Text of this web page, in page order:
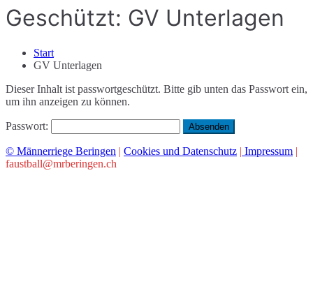
Geschützt: GV Unterlagen
Start
GV Unterlagen
Dieser Inhalt ist passwortgeschützt. Bitte gib unten das Passwort ein,
um ihn anzeigen zu können.
Passwort:
© Männerriege Beringen | Cookies und Datenschutz | Impressum |
faustball@mrberingen.ch